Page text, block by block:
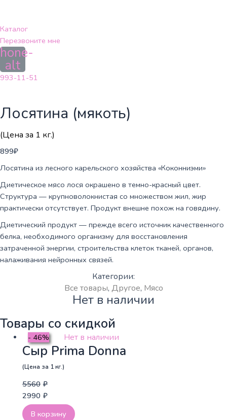
содержимому
Каталог
Перезвоните мне
alt
993-11-51
Лосятина (мякоть)
(Цена за 1 кг.)
899₽
Лосятина из лесного карельского хозяйства «Коконниэми»
Диетическое мясо лося окрашено в темно-красный цвет.
Структура — крупноволокнистая со множеством жил, жир
практически отсутствует. Продукт внешне похож на говядину.
Диетический продукт — прежде всего источник качественного
белка, необходимого организму для восстановления
затраченной энергии, строительства клеток тканей, органов,
налаживания нейронных связей.
Категории:
Все товары, Другое, Мясо
Нет в наличии
Товары со скидкой
- 46% Нет в наличии
Сыр Prima Donna
(Цена за 1 кг.)
5560 ₽
2990 ₽
В корзину